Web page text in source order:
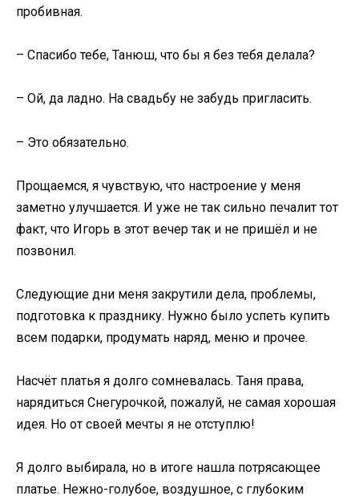
пробивная.
– Спасибо тебе, Танюш, что бы я без тебя делала?
– Ой, да ладно. На свадьбу не забудь пригласить.
– Это обязательно.
Прощаемся, я чувствую, что настроение у меня
заметно улучшается. И уже не так сильно печалит тот
факт, что Игорь в этот вечер так и не пришёл и не
позвонил.
Следующие дни меня закрутили дела, проблемы,
подготовка к празднику. Нужно было успеть купить
всем подарки, продумать наряд, меню и прочее.
Насчёт платья я долго сомневалась. Таня права,
нарядиться Снегурочкой, пожалуй, не самая хорошая
идея. Но от своей мечты я не отступлю!
Я долго выбирала, но в итоге нашла потрясающее
платье. Нежно-голубое, воздушное, с глубоким